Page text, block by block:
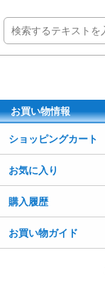
お買い物情報
ショッピングカート
お気に入り
購入履歴
お買い物ガイド